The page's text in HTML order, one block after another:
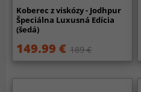
Koberec z viskózy - Jodhpur
Špeciálna Luxusná Edícia
(šedá)
149.99 € 189 €